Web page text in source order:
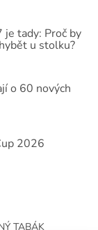
tady: Proč by
u stolku?
o 60 nových
2026
TABÁK